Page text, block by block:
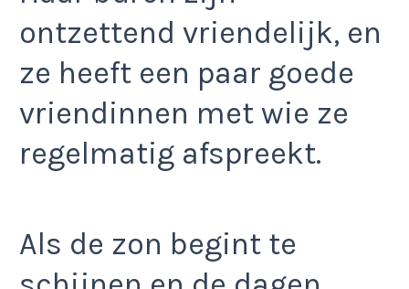
ontzettend vriendelijk, en
ze heeft een paar goede
vriendinnen met wie ze
regelmatig afspreekt.
Als de zon begint te